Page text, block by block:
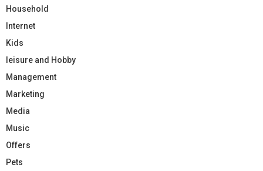
Household
Internet
Kids
leisure and Hobby
Management
Marketing
Media
Music
Offers
Pets